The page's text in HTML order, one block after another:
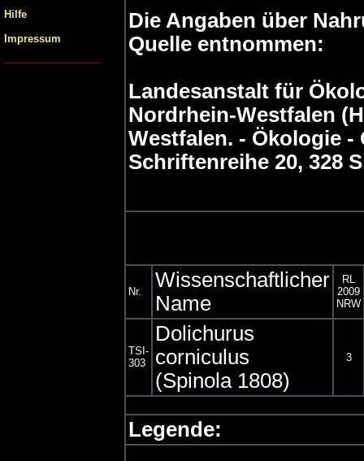
Hilfe
Impressum
Die Angaben über
Quelle entnommen:
Landesanstalt für
Nordrhein-Westfalen
Westfalen. - Ökologie -
Schriftenreihe 20, 328
Nr.
Wissenschaftlicher
Name
RL
2009
NRW
TSI-
303
Dolichurus
corniculus
(Spinola 1808)
3
Legende: